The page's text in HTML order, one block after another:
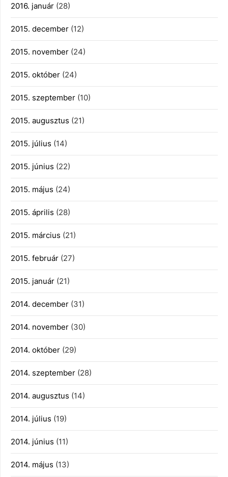
2016. január (28)
2015. december (12)
2015. november (24)
2015. október (24)
2015. szeptember (10)
2015. augusztus (21)
2015. július (14)
2015. június (22)
2015. május (24)
2015. április (28)
2015. március (21)
2015. február (27)
2015. január (21)
2014. december (31)
2014. november (30)
2014. október (29)
2014. szeptember (28)
2014. augusztus (14)
2014. július (19)
2014. június (11)
2014. május (13)